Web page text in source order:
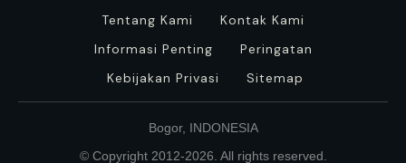
Tentang Kami
Kontak Kami
Informasi Penting
Peringatan
Kebijakan Privasi
Sitemap
Bogor, INDONESIA
© Copyright 2012-2026 . All rights reserved.